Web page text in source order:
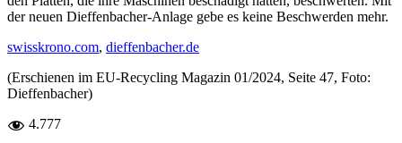
der neuen Dieffenbacher-Anlage gebe es keine Beschwerden mehr.
swisskrono.com, dieffenbacher.de
(Erschienen im EU-Recycling Magazin 01/2024, Seite 47, Foto:
Dieffenbacher)
4.777